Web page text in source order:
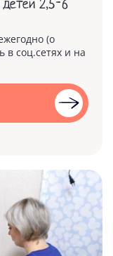
детей 2,5-6
(о
в соц.сетях и на